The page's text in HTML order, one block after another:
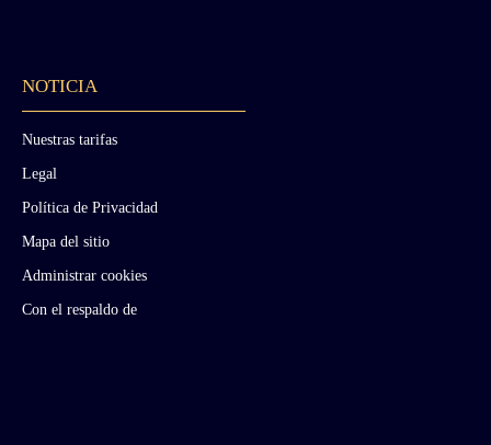
NOTICIA
Nuestras tarifas
Legal
Política de Privacidad
Mapa del sitio
Administrar cookies
Con el respaldo de